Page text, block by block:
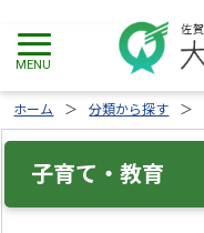
ホーム 分類から探す
子育て・教育